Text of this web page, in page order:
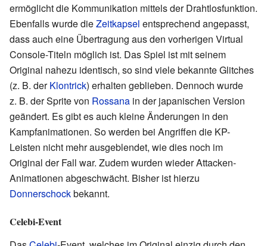
ermöglicht die Kommunikation mittels der Drahtlosfunktion.
Ebenfalls wurde dieZeitkapsel entsprechend angepasst,
dass auch eine Übertragung aus den vorherigen Virtual
Console-Titeln möglich ist. Das Spiel ist mit seinem
Original nahezu identisch, so sind viele bekannte Glitches
(z. B. derKlontrick) erhalten geblieben. Dennoch wurde
z. B. der Sprite von Rossana in der japanischen Version
geändert. Es gibt es auch kleine Änderungen in den
Kampfanimationen. So werden bei Angriffen die KP-
Leisten nicht mehr ausgeblendet, wie dies noch im
Original der Fall war. Zudem wurden wieder Attacken-
Animationen abgeschwächt. Bisher ist hierzu
Donnerschockbekannt.
Celebi-Event